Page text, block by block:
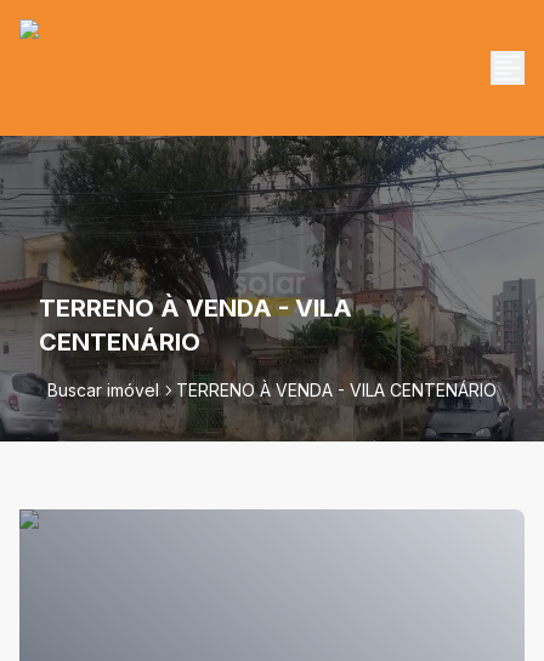
TERRENO À VENDA - VILA
CENTENÁRIO
Buscar imóvel TERRENO À VENDA - VILA CENTENÁRIO